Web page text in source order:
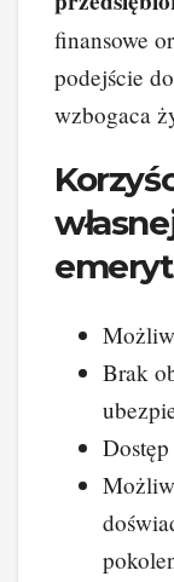
finansowe
podejście
wzbogaca
Brak